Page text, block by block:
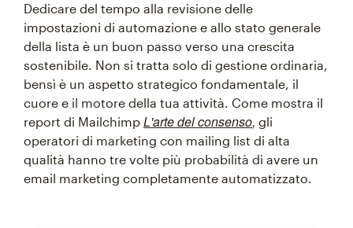
Dedicare del tempo alla revisione delle
impostazioni di automazione e allo stato generale
della lista è un buon passo verso una crescita
sostenibile. Non si tratta solo di gestione ordinaria,
bensì è un aspetto strategico fondamentale, il
cuore e il motore della tua attività. Come mostra il
report di Mailchimp L'arte del consenso, gli
operatori di marketing con mailing list di alta
qualità hanno tre volte più probabilità di avere un
email marketing completamente automatizzato.